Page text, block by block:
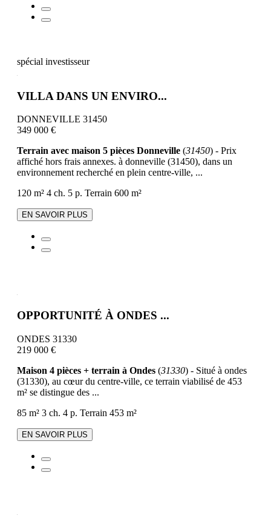
spécial investisseur
VILLA DANS UN ENVIRO...
DONNEVILLE 31450
349 000 €
Terrain avec maison 5 pièces Donneville (31450) - Prix
affiché hors frais annexes. à donneville (31450), dans un
environnement recherché en plein centre-ville, ...
120 m² 4 ch. 5 p. Terrain 600 m²
EN SAVOIR PLUS
OPPORTUNITÉ À ONDES ...
ONDES 31330
219 000 €
Maison 4 pièces + terrain à Ondes (31330) - Situé à ondes
(31330), au cœur du centre-ville, ce terrain viabilisé de 453
m² se distingue des ...
85 m² 3 ch. 4 p. Terrain 453 m²
EN SAVOIR PLUS